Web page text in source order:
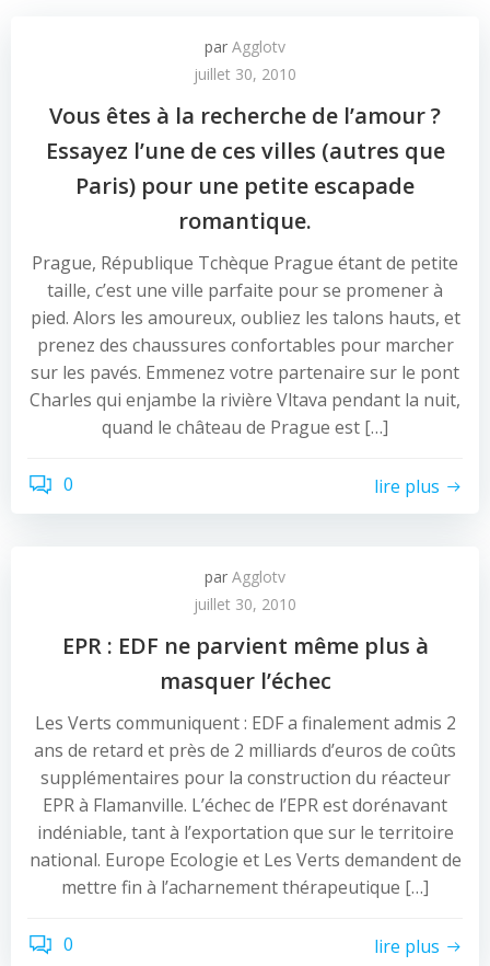
par Agglotv
juillet 30, 2010
Vous êtes à la recherche de l’amour ?
Essayez l’une de ces villes (autres que
Paris) pour une petite escapade
romantique.
Prague, République Tchèque Prague étant de petite
taille, c’est une ville parfaite pour se promener à
pied. Alors les amoureux, oubliez les talons hauts, et
prenez des chaussures confortables pour marcher
sur les pavés. Emmenez votre partenaire sur le pont
Charles qui enjambe la rivière Vltava pendant la nuit,
quand le château de Prague est […]
0 lire plus
par Agglotv
juillet 30, 2010
EPR : EDF ne parvient même plus à
masquer l’échec
Les Verts communiquent : EDF a finalement admis 2
ans de retard et près de 2 milliards d’euros de coûts
supplémentaires pour la construction du réacteur
EPR à Flamanville. L’échec de l’EPR est dorénavant
indéniable, tant à l’exportation que sur le territoire
national. Europe Ecologie et Les Verts demandent de
mettre fin à l’acharnement thérapeutique […]
0 lire plus